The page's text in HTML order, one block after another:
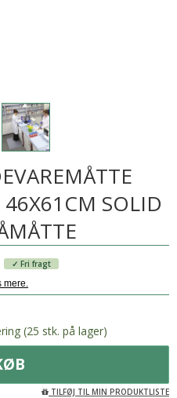
SOLID
✓ Fri fragt
(25 stk. på lager)
TILFØJ TIL MIN PRODUKTLISTE